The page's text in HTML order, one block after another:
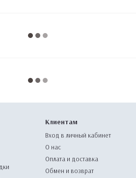
Клиентам
Вход в личный кабинет
О нас
Оплата и доставка
Обмен и возврат